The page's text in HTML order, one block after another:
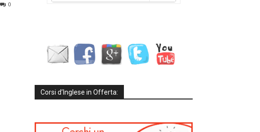
0
Corsi d’Inglese in Offerta: